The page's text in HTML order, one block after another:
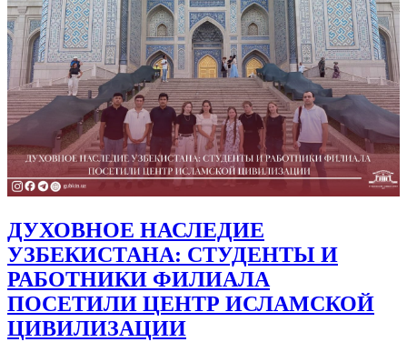
ДУХОВНОЕ НАСЛЕДИЕ
УЗБЕКИСТАНА: СТУДЕНТЫ И
РАБОТНИКИ ФИЛИАЛА
ПОСЕТИЛИ ЦЕНТР ИСЛАМСКОЙ
ЦИВИЛИЗАЦИИ